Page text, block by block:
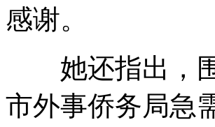
感谢。
她还指出，围
市外事侨务局急